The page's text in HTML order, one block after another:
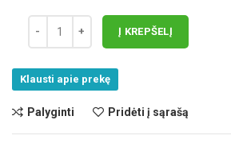
Į KREPŠELĮ
Klausti apie prekę
Palyginti Pridėti į sąrašą